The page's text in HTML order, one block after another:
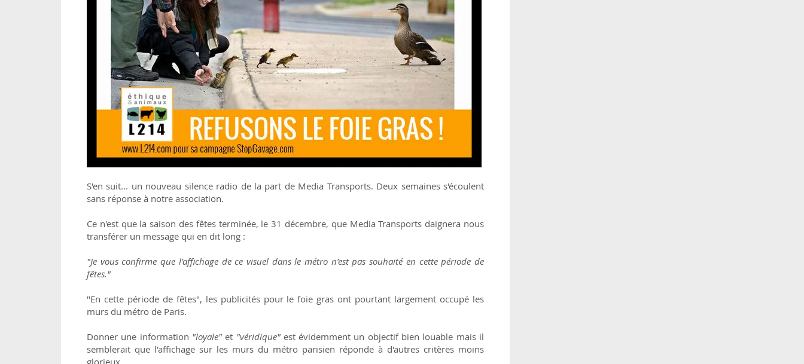
S'en suit... un nouveau silence radio de la part de Media Transports. Deux semaines s'écoulent
sans réponse à notre association.
Ce n'est que la saison des fêtes terminée, le 31 décembre, que Media Transports daignera nous
transférer un message qui en dit long :
"Je vous confirme que l’affichage de ce visuel dans le métro n’est pas souhaité en cette période de
fêtes."
"En cette période de fêtes", les publicités pour le foie gras ont pourtant largement occupé les
murs du métro de Paris.
Donner une information "loyale"et "véridique"est évidemment un objectif bien louable mais il
semblerait que l'affichage sur les murs du métro parisien réponde à d'autres critères moins
glorieux.